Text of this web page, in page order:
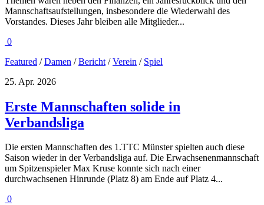
Mannschaftsaufstellungen, insbesondere die Wiederwahl des
Vorstandes. Dieses Jahr bleiben alle Mitglieder...
0
Featured /Damen /Bericht /Verein / Spiel
25. Apr. 2026
Erste Mannschaften solide in
Verbandsliga
Die ersten Mannschaften des 1.TTC Münster spielten auch diese
Saison wieder in der Verbandsliga auf. Die Erwachsenenmannschaft
um Spitzenspieler Max Kruse konnte sich nach einer
durchwachsenen Hinrunde (Platz 8) am Ende auf Platz 4...
0